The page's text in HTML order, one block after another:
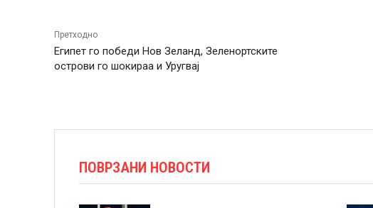
Претходно
Египет го победи Нов Зеланд, Зеленортските
острови го шокираа и Уругвај
ПОВРЗАНИ НОВОСТИ